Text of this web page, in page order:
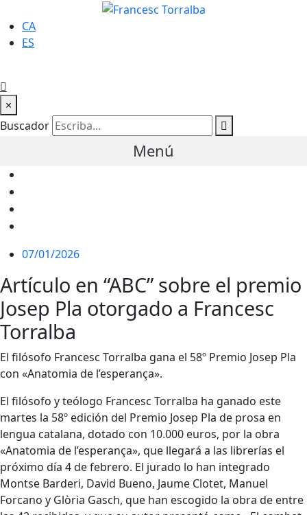
CA
ES
×
Buscador
Menú
07/01/2026
Artículo en “ABC” sobre el premio
Josep Pla otorgado a Francesc
Torralba
El filósofo Francesc Torralba gana el 58º Premio Josep Pla
con «Anatomia de l’esperança».
El filósofo y teólogo Francesc Torralba ha ganado este
martes la 58º edición del Premio Josep Pla de prosa en
lengua catalana, dotado con 10.000 euros, por la obra
«Anatomia de l’esperança», que llegará a las librerías el
próximo día 4 de febrero. El jurado lo han integrado
Montse Barderi, David Bueno, Jaume Clotet, Manuel
Forcano y Glòria Gasch, que han escogido la obra de entre